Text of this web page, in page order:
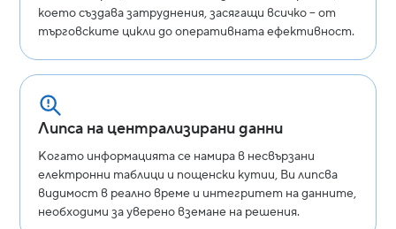
което създава затруднения, засягащи всичко – от
търговските цикли до оперативната ефективност.
Липса на централизирани данни
Когато информацията се намира в несвързани
електронни таблици и пощенски кутии, Ви липсва
видимост в реално време и интегритет на данните,
необходими за уверено вземане на решения.